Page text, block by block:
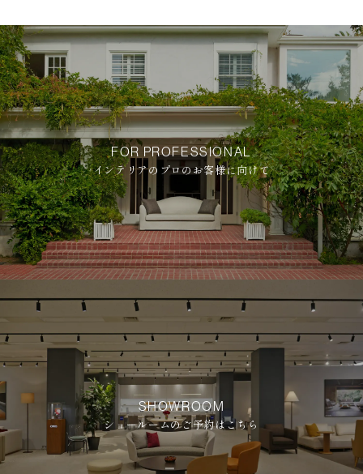
FOR PROFESSIONAL
インテリアのプロのお客様に向けて
SHOWROOM
ショールームのご予約はこちら